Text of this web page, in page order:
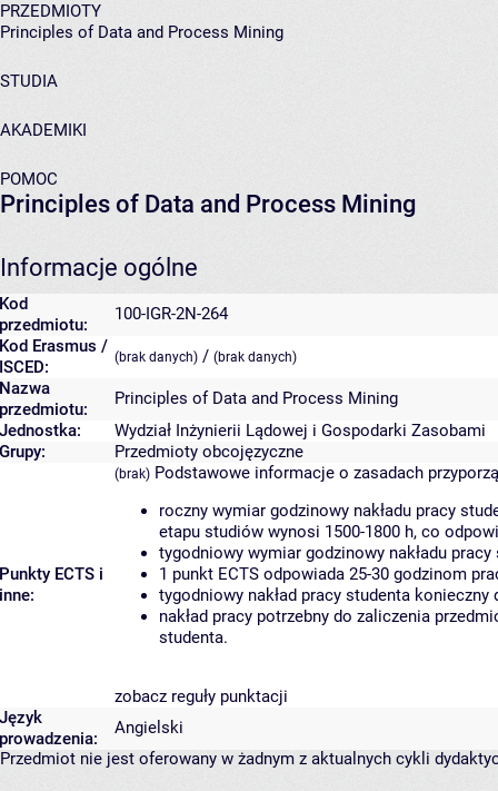
PRZEDMIOTY
Principles of Data and Process Mining
STUDIA
AKADEMIKI
POMOC
Principles of Data and Process Mining
Informacje ogólne
Kod
przedmiotu:
100-IGR-2N-264
Kod Erasmus /
ISCED:
(brak danych) / (brak danych)
Nazwa
przedmiotu:
Principles of Data and Process Mining
Jednostka:
Wydział Inżynierii Lądowej i Gospodarki Zasobami
Grupy:
Przedmioty obcojęzyczne
Punkty ECTS i
inne:
(brak) Podstawowe informacje o zasadach
roczny wymiar godzinowy nakładu pracy
etapu studiów wynosi 1500-1800 h, co
tygodniowy wymiar godzinowy nakładu
1 punkt ECTS odpowiada 25-30 godzinom
tygodniowy nakład pracy studenta
nakład pracy potrzebny do zaliczenia
studenta.
zobacz reguły punktacji
Język
prowadzenia:
Angielski
Przedmiot nie jest oferowany w żadnym z aktualnych cykli